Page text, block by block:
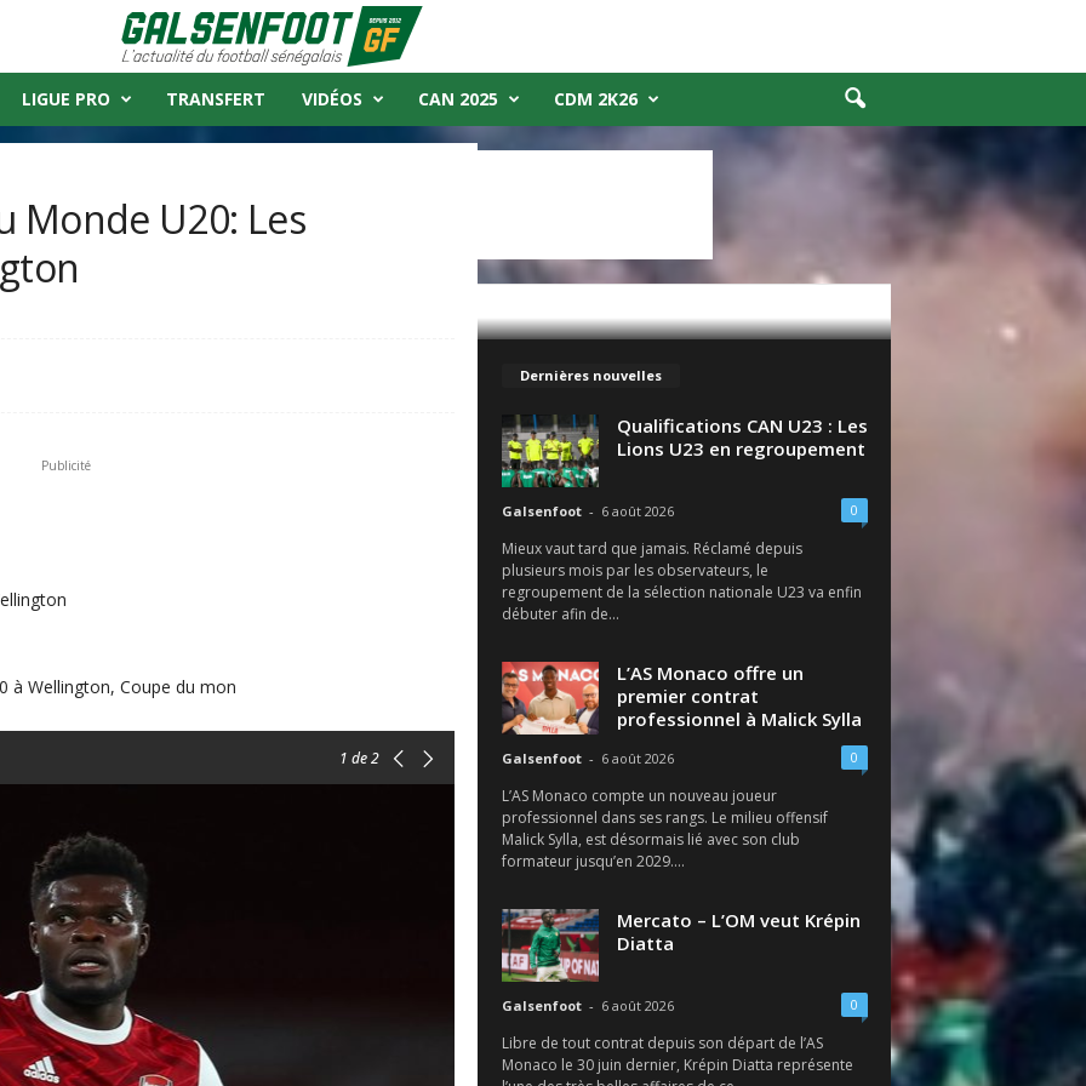
LIGUE PRO TRANSFERT VIDÉOS CAN 2025 CDM 2K26
Monde U20: Les
Publicité
à Wellington, Coupe du mon
1 de 2
Dernières nouvelles
Qualifications CAN U23 : Les
Lions U23 en regroupement
Galsenfoot - 6 août 2026 0
Mieux vaut tard que jamais. Réclamé depuis
plusieurs mois par les observateurs, le
regroupement de la sélection nationale U23 va enfin
débuter afin de...
L’AS Monaco offre un
premier contrat
professionnel à Malick Sylla
Galsenfoot - 6 août 2026 0
L’AS Monaco compte un nouveau joueur
professionnel dans ses rangs. Le milieu offensif
Malick Sylla, est désormais lié avec son club
formateur jusqu’en 2029....
Mercato – L’OM veut Krépin
Diatta
Galsenfoot - 6 août 2026 0
Libre de tout contrat depuis son départ de l’AS
Monaco le 30 juin dernier, Krépin Diatta représente